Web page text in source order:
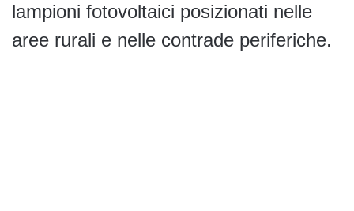
lampioni fotovoltaici posizionati nelle
aree rurali e nelle contrade periferiche.